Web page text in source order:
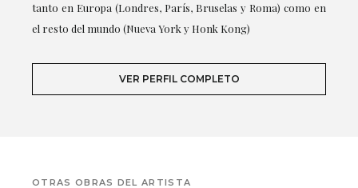
tanto en Europa (Londres, París, Bruselas y Roma) como en
el resto del mundo (Nueva York y Honk Kong)
VER PERFIL COMPLETO
OTRAS OBRAS DEL ARTISTA